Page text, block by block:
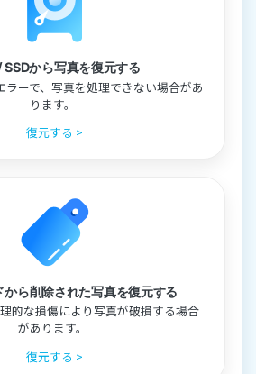
SSDから写真を復元する
ラーで、写真を処理できない場合があ
ります。
復元する >
から削除された写真を復元する
的な損傷により写真が破損する場合
があります。
復元する >